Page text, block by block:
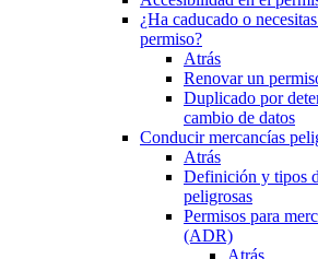
¿Ha caducado o
permiso?
Atrás
Renovar un
Duplicado por
cambio de datos
Conducir mercancías
Atrás
Definición y tipos
peligrosas
Permisos para
(ADR)